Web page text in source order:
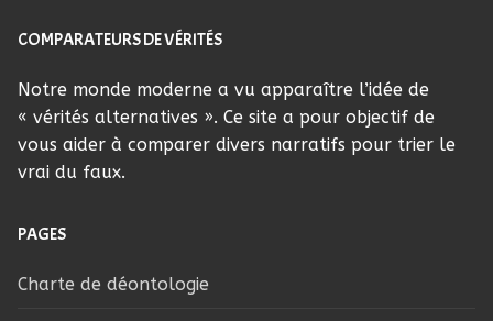
COMPARATEURS DE VÉRITÉS
Notre monde moderne a vu apparaître l’idée de
« vérités alternatives ». Ce site a pour objectif de
vous aider à comparer divers narratifs pour trier le
vrai du faux.
PAGES
Charte de déontologie